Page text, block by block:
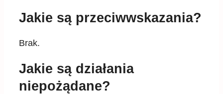
Jakie są przeciwwskazania?
Brak.
Jakie są działania
niepożądane?